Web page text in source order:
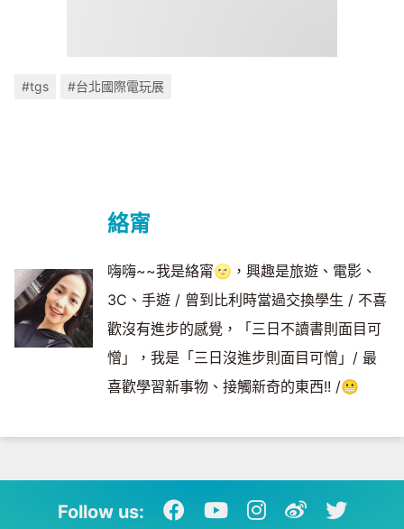
#tgs #台北國際電玩展
絡甯
嗨嗨~~我是絡甯🌝，興趣是旅遊、電影、
3C、手遊 / 曾到比利時當過交換學生 / 不喜
歡沒有進步的感覺，「三日不讀書則面目可
憎」，我是「三日沒進步則面目可憎」/ 最
喜歡學習新事物、接觸新奇的東西!! /😬
Follow us: